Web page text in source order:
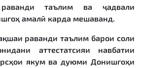
таълим ва ҷадвали
амалӣ карда мешаванд.
раванди таълим барои соли
аттестатсияи навбатии
якум ва дуюми Донишгоҳи